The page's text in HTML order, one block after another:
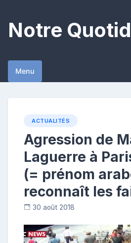
content
Notre
Menu
ACTUALITÉS
Agression de
Laguerre à
(= prénom
reconnaît les
30 août 2018
o
n